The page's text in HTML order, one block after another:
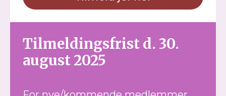
Tilmeldingsfrist d. 30.
august 2025